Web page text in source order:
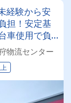
経験から安
担！安定基
車使用で負
るお仕事で
物流センター